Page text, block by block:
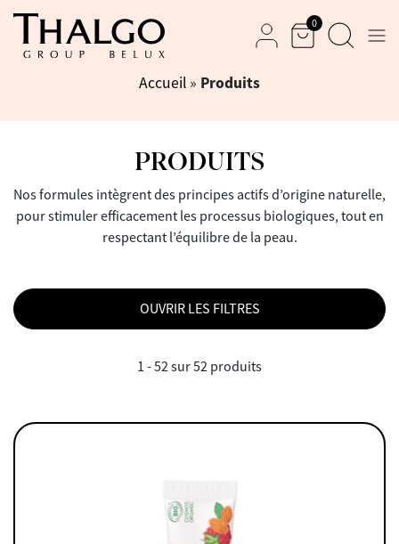
0
Accueil » Produits
PRODUITS
Nos formules intègrent des principes actifs d’origine naturelle,
pour stimuler efficacement les processus biologiques, tout en
respectant l’équilibre de la peau.
OUVRIR LES FILTRES
1 - 52 sur 52 produits